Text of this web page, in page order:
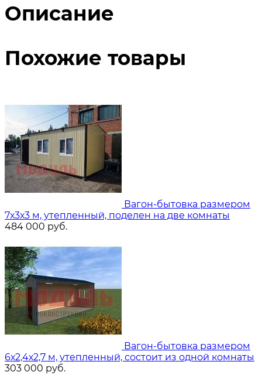
Описание
Похожие товары
Вагон-бытовка размером
7х3х3 м, утепленный, поделен на две комнаты
484 000 руб.
Вагон-бытовка размером
6х2,4х2,7 м, утепленный, состоит из одной комнаты
303 000 руб.